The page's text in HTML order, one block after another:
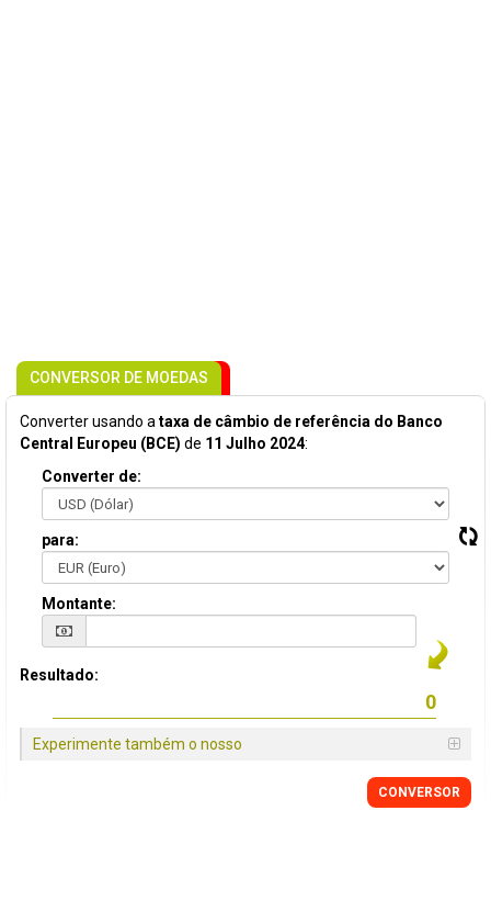
CONVERSOR DE MOEDAS
Converter usando a taxa de câmbio de referência do Banco
Central Europeu (BCE) de 11 Julho 2024:
Converter de:
para:
Montante:
Resultado:
Experimente também o nosso
CONVERSOR